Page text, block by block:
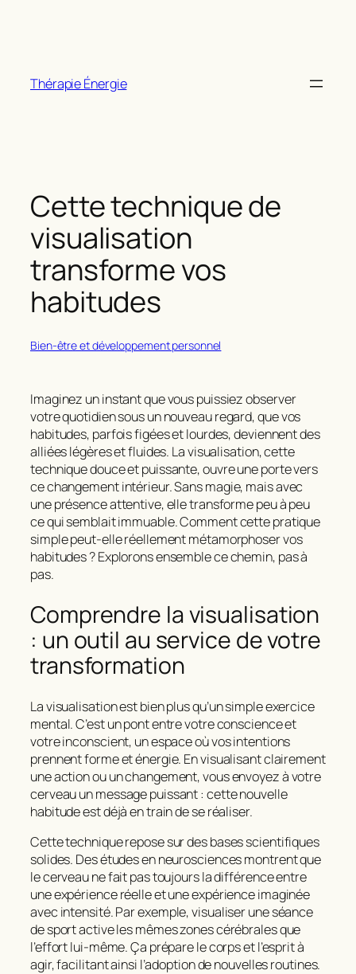
Thérapie Énergie
Cette technique de
visualisation
transforme vos
habitudes
Bien-être et développement personnel
Imaginez un instant que vous puissiezobserver
votre quotidien sous un nouveau regard, que vos
habitudes, parfois figées et lourdes, deviennent des
alliées légères et fluides. La visualisation, cette
technique douce et puissante, ouvre une porte vers
ce changement intérieur. Sans magie, mais avec
une présence attentive, elle transforme peu à peu
ce qui semblait immuable. Comment cette pratique
simple peut-elle réellement métamorphoser vos
habitudes ? Explorons ensemble ce chemin, pas à
pas.
Comprendre la visualisation
: un outil au service de votre
transformation
Lavisualisationest bien plus qu’un simple exercice
mental. C’est un pont entre votre conscience et
votre inconscient, un espace où vos intentions
prennent forme et énergie. En visualisant clairement
une action ou un changement, vous envoyez à votre
cerveau un message puissant : cette nouvelle
habitude est déjà en train de se réaliser.
Cette technique repose sur des bases scientifiques
solides. Des études en neurosciences montrent que
le cerveau ne fait pas toujours la différence entre
une expérience réelle et une expérience imaginée
avec intensité. Par exemple, visualiser une séance
de sport active les mêmes zones cérébrales que
l’effort lui-même. Ça prépare le corps et l’esprit à
agir, facilitant ainsi l’adoption de nouvelles routines.